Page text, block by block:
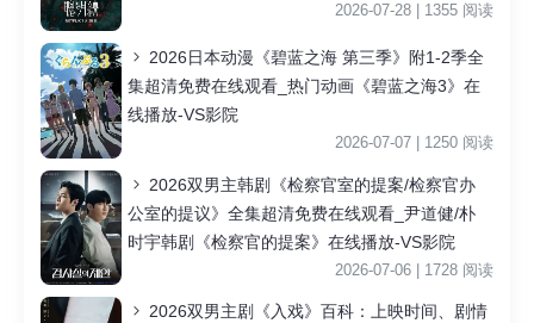
2026-07-28 | 1355 阅读
2026日本动漫《碧蓝之海 第三季》附1-2季全
集超清免费在线观看_热门动画《碧蓝之海3》在
线播放-VS影院
2026-07-07 | 1250 阅读
2026双男主韩剧《检察官室的提案/检察官办
公室的提议》全集超清免费在线观看_尹道健/朴
时宇韩剧《检察官的提案》在线播放-VS影院
2026-07-06 | 1728 阅读
2026双男主剧《入戏》百科：上映时间、剧情